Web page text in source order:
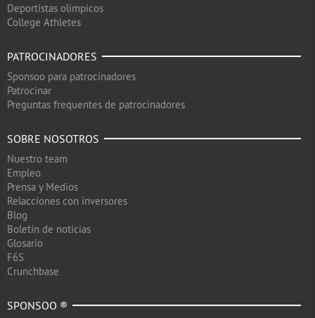
Deportistas olimpicos
College Athletes
PATROCINADORES
Sponsoo para patrocinadores
Patrocinar
Preguntas frequentes de patrocinadores
SOBRE NOSOTROS
Nuestro team
Empleo
Prensa y Medios
Relacciones con inversores
Blog
Boletín de noticias
Glosario
F6S
Crunchbase
SPONSOO ®